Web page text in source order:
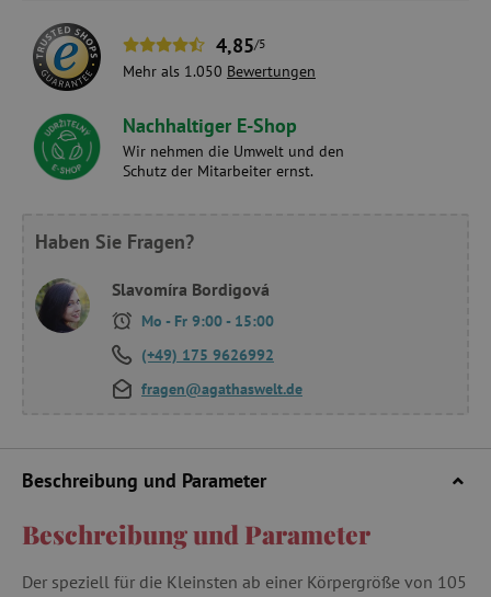
4,85/5
Mehr als 1.050 Bewertungen
Nachhaltiger E-Shop
Wir nehmen die Umwelt und den
Schutz der Mitarbeiter ernst.
Haben Sie Fragen?
Slavomíra Bordigová
Mo - Fr 9:00 - 15:00
(+49) 175 9626992
fragen@agathaswelt.de
Beschreibung und Parameter
Beschreibung und Parameter
Der speziell für die Kleinsten ab einer Körpergröße von 105